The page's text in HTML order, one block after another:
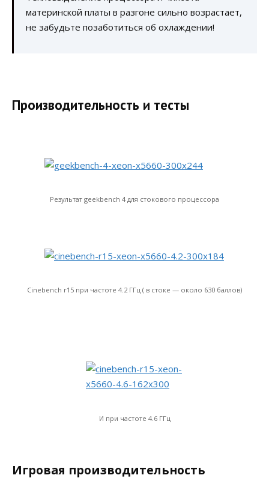
материнской платы в разгоне сильно возрастает,
не забудьте позаботиться об охлаждении!
Производительность и тесты
Результат geekbench 4 для стокового процессора
Cinebench r15 при частоте 4.2 ГГц ( в стоке — около 630 баллов)
И при частоте 4.6 ГГц
Игровая производительность